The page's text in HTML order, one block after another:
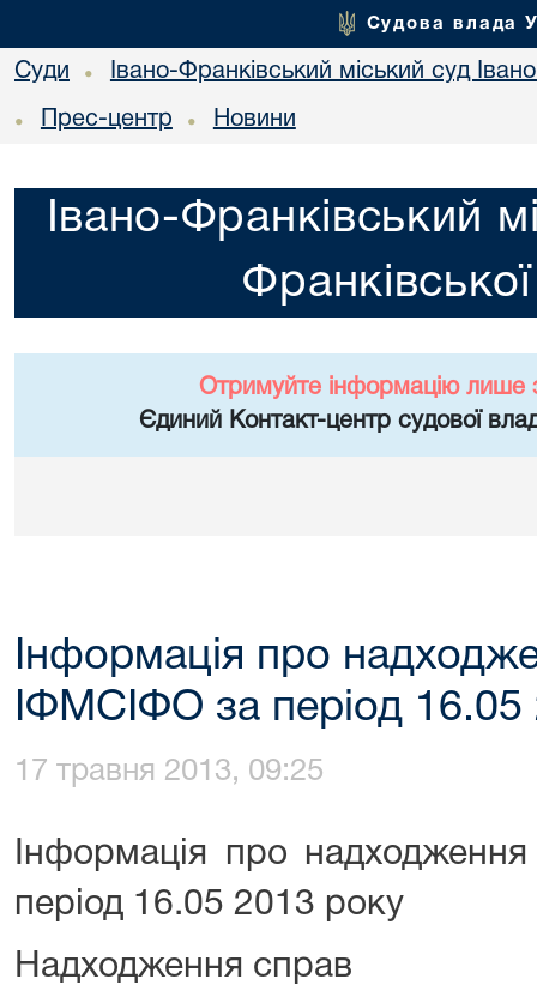
Судова влада
Суди • Івано-Франківський міський суд
• Прес-центр • Новини
Івано-Франківський
Отримуйте інформацію лише
Єдиний Контакт-центр судової
Інформація про
ІФМСІФО за період 16.05
17 травня 2013, 09:25
Інформація про
період 16.05 2013 року
Надходження справ